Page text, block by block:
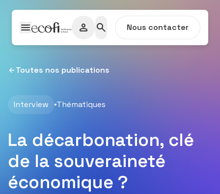
Nous contacter
Toutes nos publications
Interview Thématiques
La décarbonation, clé
de la souveraineté
économique ?